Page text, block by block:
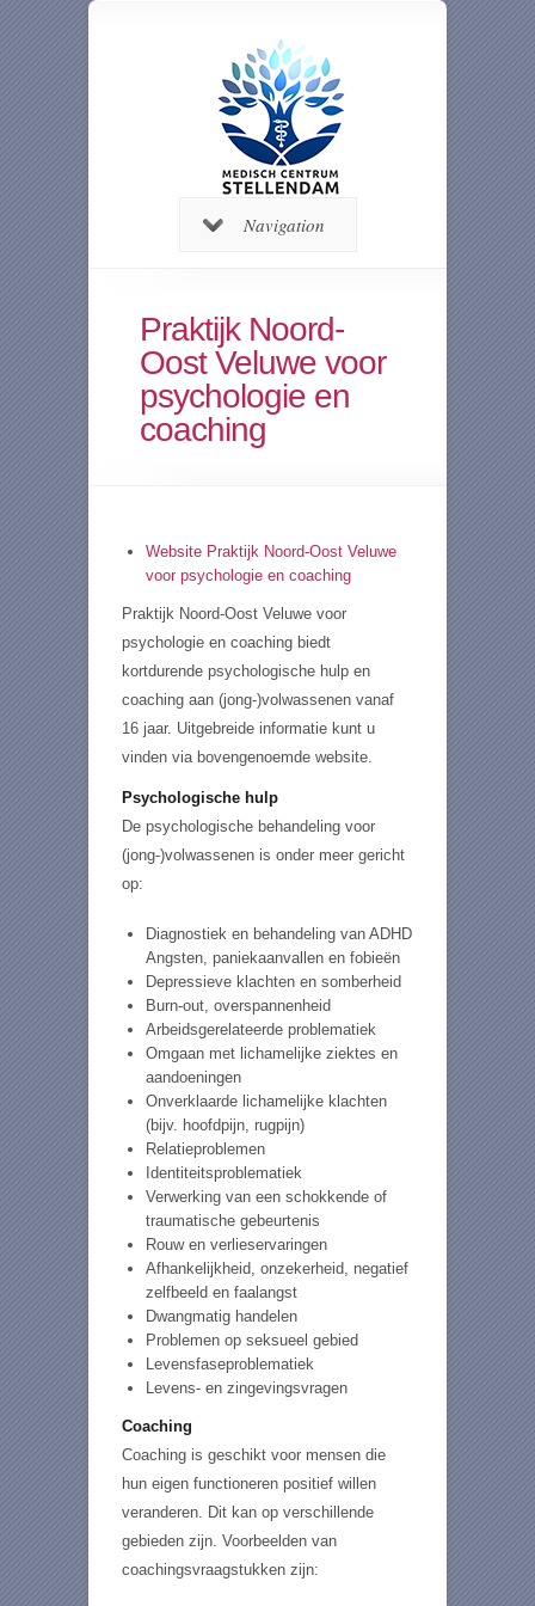
Navigation
Praktijk Noord-
Oost Veluwe voor
psychologie en
coaching
Website Praktijk Noord-Oost Veluwe
voor psychologie en coaching
Praktijk Noord-Oost Veluwe voor
psychologie en coaching biedt
kortdurende psychologische hulp en
coaching aan (jong-)volwassenen vanaf
16 jaar. Uitgebreide informatie kunt u
vinden via bovengenoemde website.
Psychologische hulp
De psychologische behandeling voor
(jong-)volwassenen is onder meer gericht
op:
Diagnostiek en behandeling van ADHD
Angsten, paniekaanvallen en fobieën
Depressieve klachten en somberheid
Burn-out, overspannenheid
Arbeidsgerelateerde problematiek
Omgaan met lichamelijke ziektes en
aandoeningen
Onverklaarde lichamelijke klachten
(bijv. hoofdpijn, rugpijn)
Relatieproblemen
Identiteitsproblematiek
Verwerking van een schokkende of
traumatische gebeurtenis
Rouw en verlieservaringen
Afhankelijkheid, onzekerheid, negatief
zelfbeeld en faalangst
Dwangmatig handelen
Problemen op seksueel gebied
Levensfaseproblematiek
Levens- en zingevingsvragen
Coaching
Coaching is geschikt voor mensen die
hun eigen functioneren positief willen
veranderen. Dit kan op verschillende
gebieden zijn. Voorbeelden van
coachingsvraagstukken zijn: